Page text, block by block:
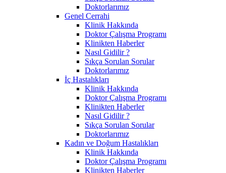
Doktorlarımız
Genel Cerrahi
Klinik Hakkında
Doktor Çalışma Programı
Klinikten Haberler
Nasıl Gidilir ?
Sıkça Sorulan Sorular
Doktorlarımız
İç Hastalıkları
Klinik Hakkında
Doktor Çalışma Programı
Klinikten Haberler
Nasıl Gidilir ?
Sıkça Sorulan Sorular
Doktorlarımız
Kadın ve Doğum Hastalıkları
Klinik Hakkında
Doktor Çalışma Programı
Klinikten Haberler